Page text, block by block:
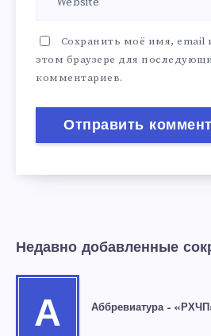
Сохранить моё имя, email
этом браузере для
комментариев.
Недавно добавленные
А Аббревиатура –